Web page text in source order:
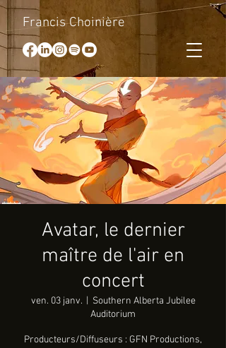
Francis Choinière
Avatar, le dernier
maître de l'air en
concert
ven. 03 janv.
  |
Southern Alberta Jubilee
Auditorium
Producteurs/Diffuseurs : GFN Productions,